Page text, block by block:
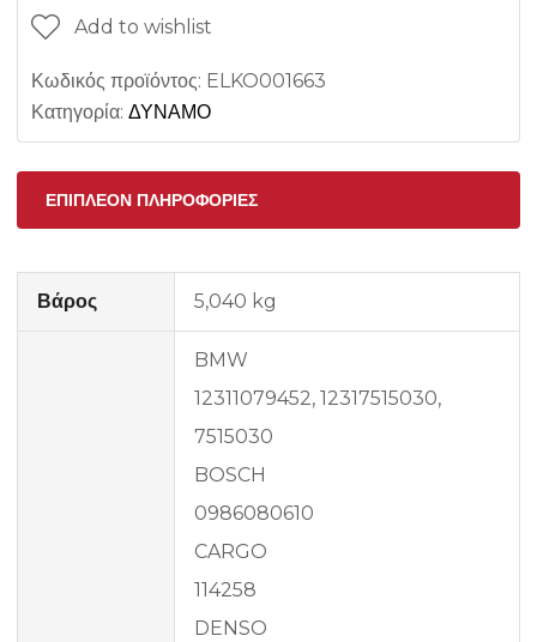
Add to wishlist
Κωδικός προϊόντος: ELKO001663
Κατηγορία: ΔΥΝΑΜΟ
ΕΠΙΠΛΈΟΝ ΠΛΗΡΟΦΟΡΊΕΣ
Βάρος 5,040 kg
BMW
12311079452, 12317515030,
7515030
BOSCH
0986080610
CARGO
114258
DENSO